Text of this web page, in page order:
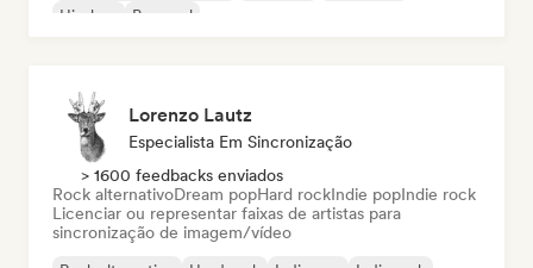
Hip-hop
Pop soul
Lorenzo Lautz
Especialista Em Sincronização
> 1600 feedbacks enviados
Rock alternativoDream popHard rockIndie popIndie rock
Licenciar ou representar faixas de artistas para
sincronização de imagem/vídeo